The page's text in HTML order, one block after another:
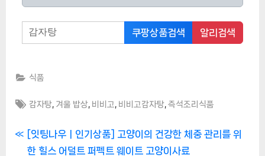
쿠팡상품검색 알리검색
식품
Tags:
감자탕 겨울 밥상 비비고 비비고감자탕 ,즉석조리식품
글P
r
[잇팅나우ㅣ인기상품] 고양이의 건강한 체중 관리를 위
한 힐스 어덜트 퍼펙트 웨이트 고양이사료